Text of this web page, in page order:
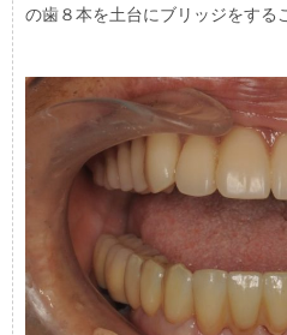
の歯８本を土台にブリッジをする